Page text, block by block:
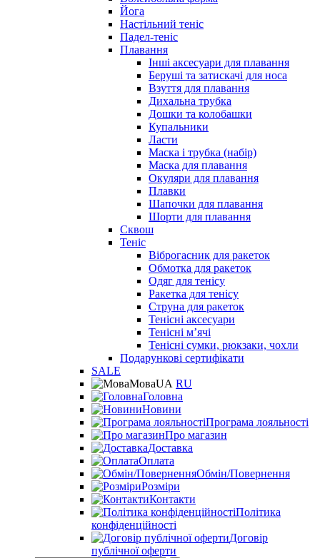
Йога
Настільний теніс
Падел-теніс
Плавання
Інші аксесуари для плавання
Беруші та затискачі для носа
Взуття для плавання
Дихальна трубка
Дошки та колобашки
Купальники
Ласти
Маска і трубка (набір)
Маска для плавання
Окуляри для плавання
Плавки
Шапочки для плавання
Шорти для плавання
Сквош
Теніс
Віброгасник для ракеток
Обмотка для ракеток
Одяг для тенісу
Ракетка для тенісу
Струна для ракеток
Тенісні аксесуари
Тенісні мʼячі
Тенісні сумки, рюкзаки, чохли
Подарункові сертифікати
SALE
МоваUA RU
Головна
Новини
Програма лояльності
Про магазин
Доставка
Оплата
Обмін/Повернення
Розміри
Контакти
Політика
конфіденційності
Договір
публічної оферти